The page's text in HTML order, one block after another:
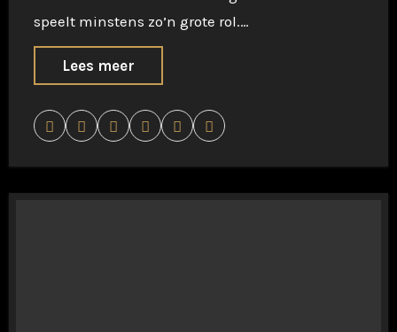
speelt minstens zo’n grote rol.…
Lees meer